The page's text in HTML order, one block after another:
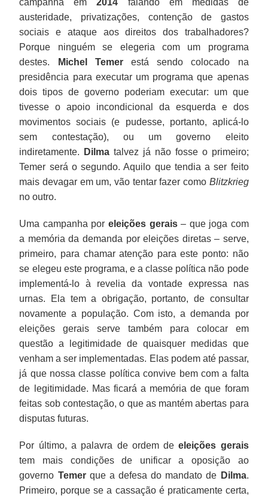
austeridade, privatizações, contenção de gastos
sociais e ataque aos direitos dos trabalhadores?
Porque ninguém se elegeria com um programa
destes.
Michel Temerestá sendo colocado na
presidência para executar um programa que apenas
dois tipos de governo poderiam executar: um que
tivesse o apoio incondicional da esquerda e dos
movimentos sociais (e pudesse, portanto, aplicá-lo
sem contestação), ou um governo eleito
indiretamente.
Dilma talvez já não fosse o primeiro;
Temer será o segundo. Aquilo que tendia a ser feito
mais devagar em um, vão tentar fazer como Blitzkrieg
no outro.
Uma campanha por eleições gerais– que joga com
a memória da demanda por eleições diretas – serve,
primeiro, para chamar atenção para este ponto: não
se elegeu este programa, e a classe política não pode
implementá-lo à revelia da vontade expressa nas
urnas. Ela tem a obrigação, portanto, de consultar
novamente a população. Com isto, a demanda por
eleições gerais serve também para colocar em
questão a legitimidade de quaisquer medidas que
venham a ser implementadas. Elas podem até passar,
já que nossa classe política convive bem com a falta
de legitimidade. Mas ficará a memória de que foram
feitas sob contestação, o que as mantém abertas para
disputas futuras.
Por último, a palavra de ordem deeleições gerais
tem mais condições de unificar a oposição ao
governo Temerque a defesa do mandato de Dilma.
Primeiro, porque se a cassação é praticamente certa,